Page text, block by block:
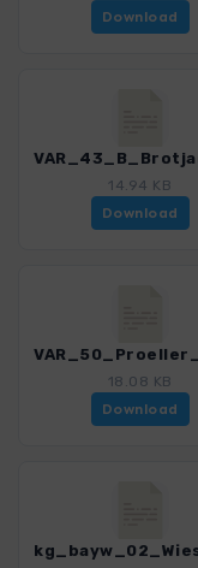
Download
14.94 KB
Download
18.08 KB
Download